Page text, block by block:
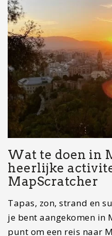
Wat te doen in
heerlijke
MapScratcher
Tapas, zon, strand en
je bent aangekomen in
punt om een reis naar